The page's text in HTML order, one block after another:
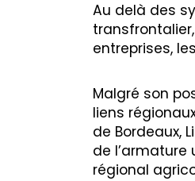
Au delà des
entreprises,
Malgré son
liens
de Bordeaux,
de
régional